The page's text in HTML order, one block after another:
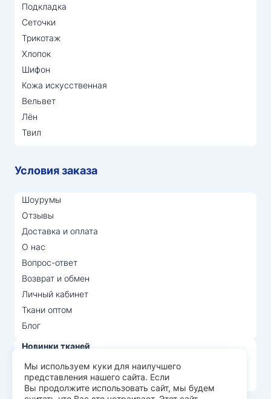
Подкладка
Сеточки
Трикотаж
Хлопок
Шифон
Кожа искусственная
Вельвет
Лён
Твил
Условия заказа
Шоурумы
Отзывы
Доставка и оплата
О нас
Вопрос-ответ
Возврат и обмен
Личный кабинет
Ткани оптом
Блог
Новинки тканей
Распродажа тканей
Лидеры продаж
Мы используем куки для наилучшего
представления нашего сайта. Если
Вы продолжите использовать сайт, мы будем